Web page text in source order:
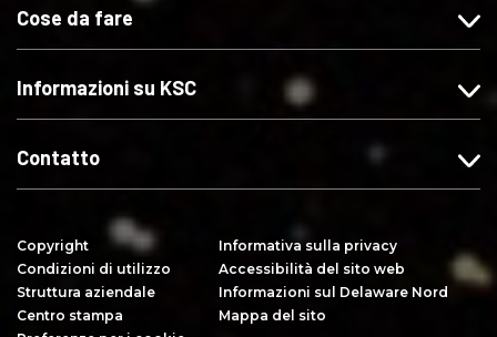
i
i
a
u
s
a
m
u
u
Cose da fare
Informazioni su KSC
Contatto
Copyright
Informativa sulla privacy
Condizioni di utilizzo
Accessibilità del sito web
Struttura aziendale
Informazioni sul Delaware Nord
Centro stampa
Mappa del sito